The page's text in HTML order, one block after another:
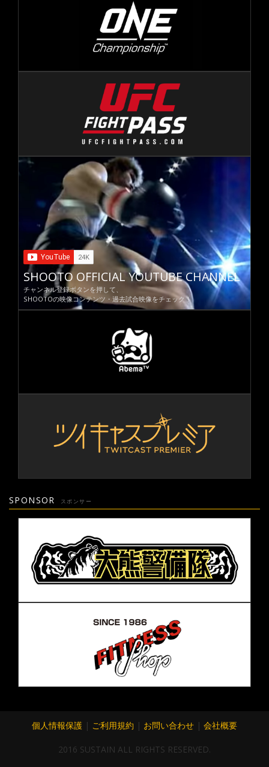
SHOOTO OFFICIAL YOUTUBE CHANNEL
チャンネル登録ボタンを押して、
SHOOTOの映像コンテンツ・過去試合映像をチェック！
SPONSOR スポンサー
個人情報保護 | ご利用規約 | お問い合わせ | 会社概要
2016 SUSTAIN ALL RIGHTS RESERVED.